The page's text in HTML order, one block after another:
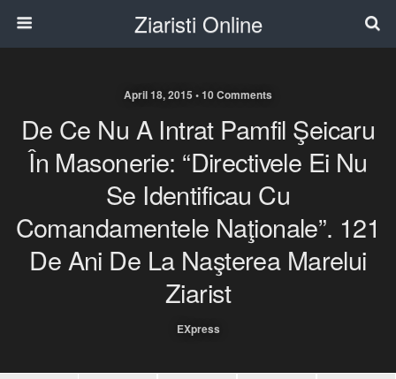
Ziaristi Online
April 18, 2015 • 10 Comments
De Ce Nu A Intrat Pamfil Şeicaru
În Masonerie: “Directivele Ei Nu
Se Identificau Cu
Comandamentele Naţionale”. 121
De Ani De La Naşterea Marelui
Ziarist
EXpress